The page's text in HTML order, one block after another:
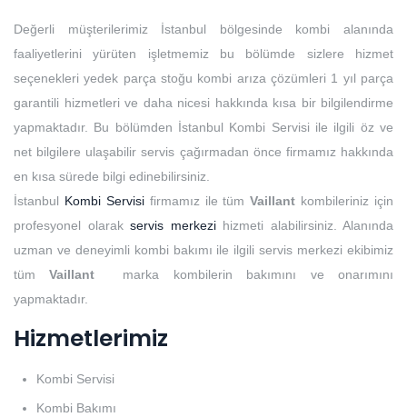
Değerli müşterilerimiz İstanbul bölgesinde kombi alanında
faaliyetlerini yürüten işletmemiz bu bölümde sizlere hizmet
seçenekleri yedek parça stoğu kombi arıza çözümleri 1 yıl parça
garantili hizmetleri ve daha nicesi hakkında kısa bir bilgilendirme
yapmaktadır. Bu bölümden İstanbul Kombi Servisi ile ilgili öz ve
net bilgilere ulaşabilir servis çağırmadan önce firmamız hakkında
en kısa sürede bilgi edinebilirsiniz.
İstanbul Kombi Servisi firmamız ile tümVaillant kombileriniz için
profesyonel olarak servis merkezihizmeti alabilirsiniz. Alanında
uzman ve deneyimli kombi bakımı ile ilgili servis merkezi ekibimiz
tümVaillant marka kombilerin bakımını ve onarımını
yapmaktadır.
Hizmetlerimiz
Kombi Servisi
Kombi Bakımı